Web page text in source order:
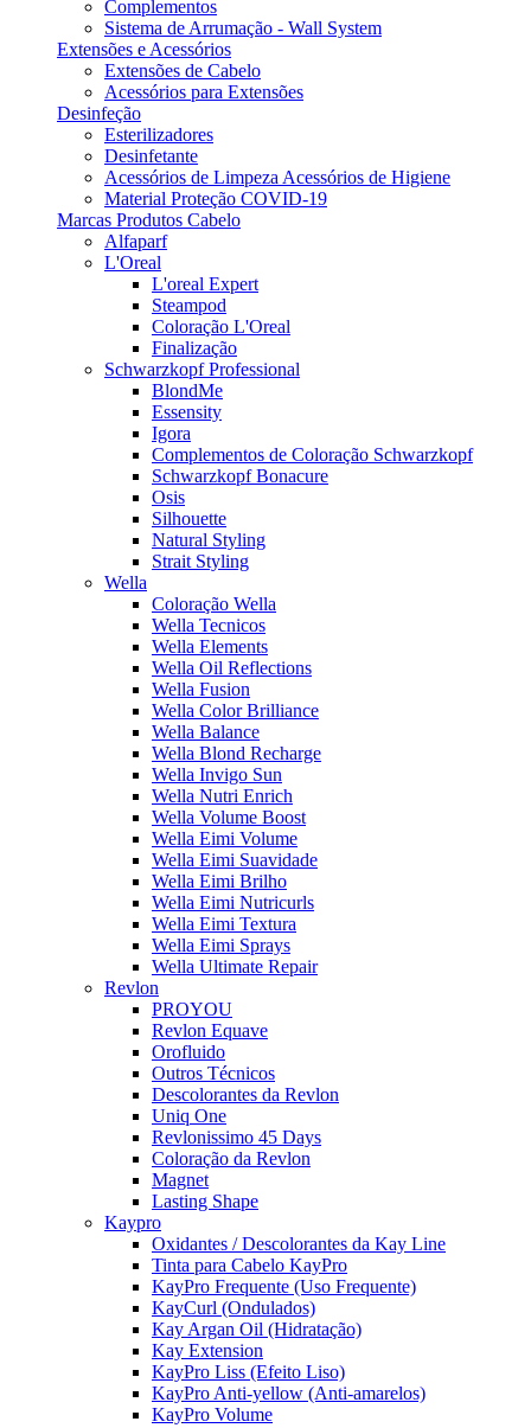
Complementos
Sistema de Arrumação - Wall System
Extensões e Acessórios
Extensões de Cabelo
Acessórios para Extensões
Desinfeção
Esterilizadores
Desinfetante
Acessórios de Limpeza Acessórios de Higiene
Material Proteção COVID-19
Marcas Produtos Cabelo
Alfaparf
L'Oreal
L'oreal Expert
Steampod
Coloração L'Oreal
Finalização
Schwarzkopf Professional
BlondMe
Essensity
Igora
Complementos de Coloração Schwarzkopf
Schwarzkopf Bonacure
Osis
Silhouette
Natural Styling
Strait Styling
Wella
Coloração Wella
Wella Tecnicos
Wella Elements
Wella Oil Reflections
Wella Fusion
Wella Color Brilliance
Wella Balance
Wella Blond Recharge
Wella Invigo Sun
Wella Nutri Enrich
Wella Volume Boost
Wella Eimi Volume
Wella Eimi Suavidade
Wella Eimi Brilho
Wella Eimi Nutricurls
Wella Eimi Textura
Wella Eimi Sprays
Wella Ultimate Repair
Revlon
PROYOU
Revlon Equave
Orofluido
Outros Técnicos
Descolorantes da Revlon
Uniq One
Revlonissimo 45 Days
Coloração da Revlon
Magnet
Lasting Shape
Kaypro
Oxidantes / Descolorantes da Kay Line
Tinta para Cabelo KayPro
KayPro Frequente (Uso Frequente)
KayCurl (Ondulados)
Kay Argan Oil (Hidratação)
Kay Extension
KayPro Liss (Efeito Liso)
KayPro Anti-yellow (Anti-amarelos)
KayPro Volume